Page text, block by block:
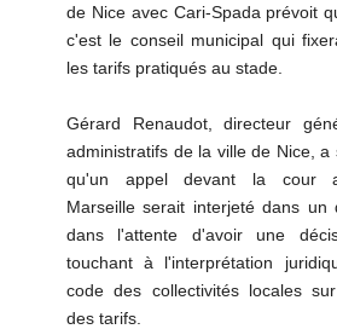
de Nice avec Cari-Spada prévoit
c'est le conseil municipal qui
les tarifs pratiqués au stade.
Gérard Renaudot, directeur
administratifs de la ville de Nice, a
qu'un appel devant la cour
Marseille serait interjeté dans un
dans l'attente d'avoir une
touchant à l'interprétation
code des collectivités locales
des tarifs.